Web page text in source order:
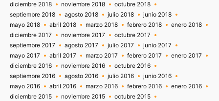
diciembre 2018
noviembre 2018
octubre 2018
septiembre 2018
agosto 2018 julio 2018
junio 2018
mayo 2018
abril 2018 marzo 2018 febrero 2018
enero 2018
diciembre 2017
noviembre 2017
octubre 2017
septiembre 2017
agosto 2017 julio 2017
junio 2017
mayo 2017
abril 2017 marzo 2017 febrero 2017
enero 2017
diciembre 2016
noviembre 2016
octubre 2016
septiembre 2016
agosto 2016 julio 2016
junio 2016
mayo 2016
abril 2016 marzo 2016 febrero 2016
enero 2016
diciembre 2015
noviembre 2015
octubre 2015